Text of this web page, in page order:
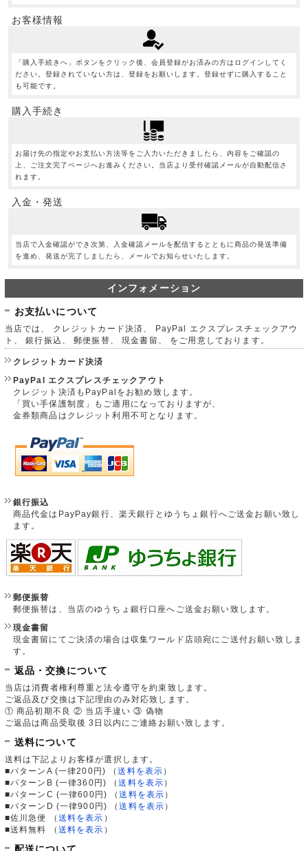
お客様情報
「購入手続きへ」ボタンをクリック後、会員登録がお済みの方はログインしてく
ださい。登録されていない方は、登録をお願いします。登録せずに購入すること
も可能です。
購入手続き
お届け先の指定やお支払い方法等をご入力いただきましたら、内容をご確認の
上、ご注文完了ページへお進みください。当店より受付確認メールが自動配信さ
れます。
入金・発送
当店で入金確認ができ次第、入金確認メールを配信するとともに商品の発送準備
を進め、発送が完了しましたら、メールでお知らせいたします。
インフォメーション
お支払いについて
当店では、 クレジットカード決済、 PayPal エクスプレスチェックアウ
ト、 銀行振込、 郵便振替、 現金書留、 をご用意しております。
クレジットカード決済
PayPal エクスプレスチェックアウト
クレジット決済もPayPalをお勧め致します。
「買い手保護制度」もご適用になっておりますが、
金券類商品はクレジット利用不可となります。
銀行振込
商品代金はPayPay銀行、楽天銀行とゆうちょ銀行へご送金お願い致し
ます。
郵便振替
郵便振替は、当店のゆうちょ銀行口座へご送金お願い致します。
現金書留
現金書留にてご決済の場合は収集ワールド店頭宛にご送付お願い致しま
す。
返品・交換について
当店は消費者権利尊重と法令遵守を約束致します。
ご返品及び交換は下記理由のみ対応致します。
① 商品初期不良 ② 当店手違い ③ 偽物
ご返品は商品受取後 3日以内にご連絡お願い致します。
送料について
送料は下記よりお客様が選択します。
■パターンA (一律200円)
（送料を表示 ）
■パターンB (一律360円)
（送料を表示 ）
■パターンC (一律600円)
（送料を表示 ）
■パターンD (一律900円)
（送料を表示 ）
■佐川急便
（ 送料を表示 ）
■送料無料
（ 送料を表示 ）